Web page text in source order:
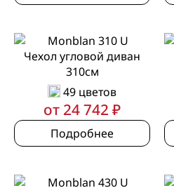
Чехол угловой диван
310см
49 цветов
от 24 742 ₽
Подробнее